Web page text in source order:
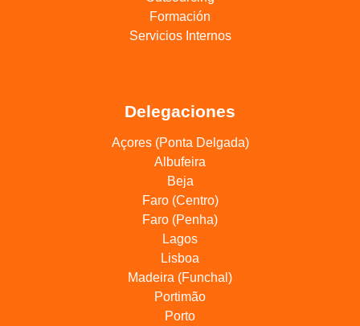
Formación
Servicios Internos
Delegaciones
Açores (Ponta Delgada)
Albufeira
Beja
Faro (Centro)
Faro (Penha)
Lagos
Lisboa
Madeira (Funchal)
Portimão
Porto